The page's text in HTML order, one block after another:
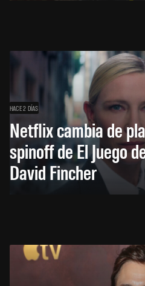
HACE 2 DÍAS
Netflix cambia de
spinoff de El Juego
David Fincher